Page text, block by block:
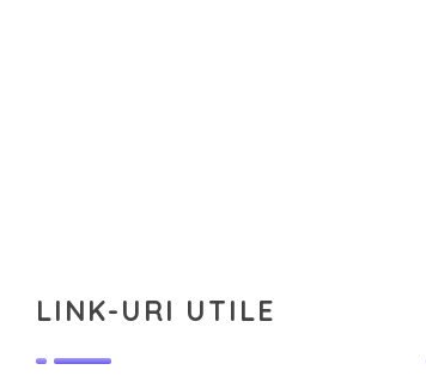
LINK-URI UTILE